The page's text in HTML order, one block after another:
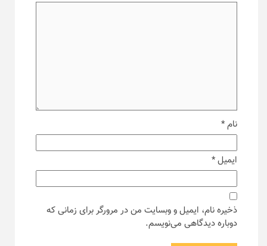
نام*
ایمیل*
ذخیره نام، ایمیل و وبسایت من در مرورگر برای زمانی که
دوباره دیدگاهی می‌نویسم.